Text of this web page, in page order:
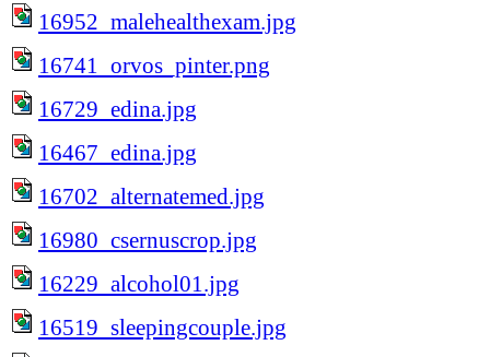
16952_malehealthexam.jpg
16741_orvos_pinter.png
16729_edina.jpg
16467_edina.jpg
16702_alternatemed.jpg
16980_csernuscrop.jpg
16229_alcohol01.jpg
16519_sleepingcouple.jpg